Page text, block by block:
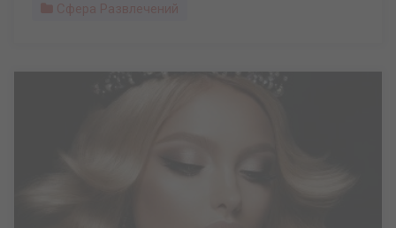
Сфера Развлечений